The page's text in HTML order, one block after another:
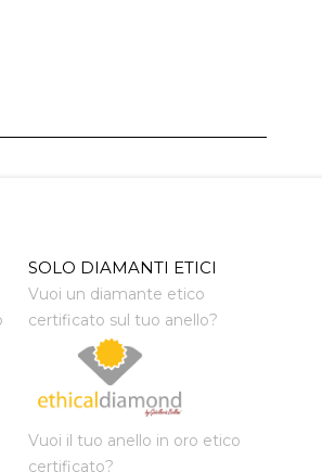
SOLO DIAMANTI ETICI
Vuoi un diamante etico
certificato sul tuo anello?
Vuoi il tuo anello in oro etico
certificato?